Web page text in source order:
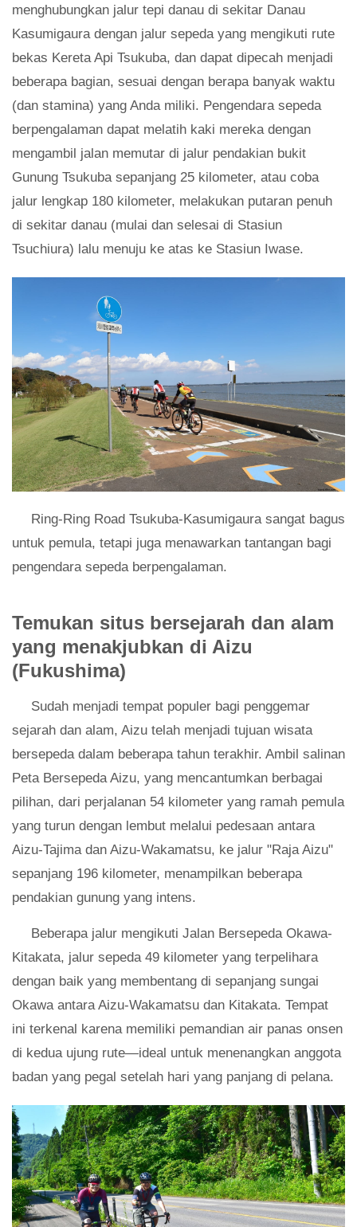
menghubungkan jalur tepi danau di sekitar Danau
Kasumigaura dengan jalur sepeda yang mengikuti rute
bekas Kereta Api Tsukuba, dan dapat dipecah menjadi
beberapa bagian, sesuai dengan berapa banyak waktu
(dan stamina) yang Anda miliki. Pengendara sepeda
berpengalaman dapat melatih kaki mereka dengan
mengambil jalan memutar di jalur pendakian bukit
Gunung Tsukuba sepanjang 25 kilometer, atau coba
jalur lengkap 180 kilometer, melakukan putaran penuh
di sekitar danau (mulai dan selesai di Stasiun
Tsuchiura) lalu menuju ke atas ke Stasiun Iwase.
Ring-Ring Road Tsukuba-Kasumigaura sangat bagus
untuk pemula, tetapi juga menawarkan tantangan bagi
pengendara sepeda berpengalaman.
Temukan situs bersejarah dan alam
yang menakjubkan di Aizu
(Fukushima)
Sudah menjadi tempat populer bagi penggemar
sejarah dan alam, Aizu telah menjadi tujuan wisata
bersepeda dalam beberapa tahun terakhir. Ambil salinan
Peta Bersepeda Aizu, yang mencantumkan berbagai
pilihan, dari perjalanan 54 kilometer yang ramah pemula
yang turun dengan lembut melalui pedesaan antara
Aizu-Tajima dan Aizu-Wakamatsu, ke jalur "Raja Aizu"
sepanjang 196 kilometer, menampilkan beberapa
pendakian gunung yang intens.
Beberapa jalur mengikuti Jalan Bersepeda Okawa-
Kitakata, jalur sepeda 49 kilometer yang terpelihara
dengan baik yang membentang di sepanjang sungai
Okawa antara Aizu-Wakamatsu dan Kitakata. Tempat
ini terkenal karena memiliki pemandian air panas onsen
di kedua ujung rute—ideal untuk menenangkan anggota
badan yang pegal setelah hari yang panjang di pelana.